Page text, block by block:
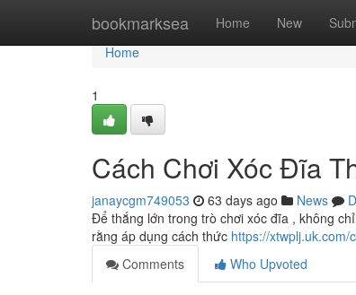
bookmarksea Home New
Home
Home
1
Cách Chơi Xóc Đĩa
janaycgm749053 63 days ago News
Để thắng lớn trong trò chơi xóc đĩa , không
rằng áp dụng cách thức https://
Comments
Who Upvoted